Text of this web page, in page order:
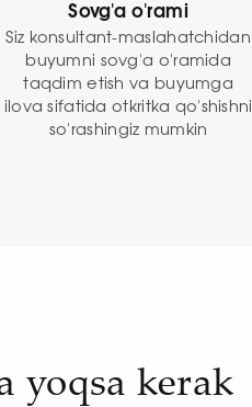
Sovg'a o'rami
Siz konsultant-maslahatchidan
buyumni sovg'a o'ramida
taqdim etish va buyumga
ilova sifatida otkritka qo'shishni
so'rashingiz mumkin
yoqsa kerak